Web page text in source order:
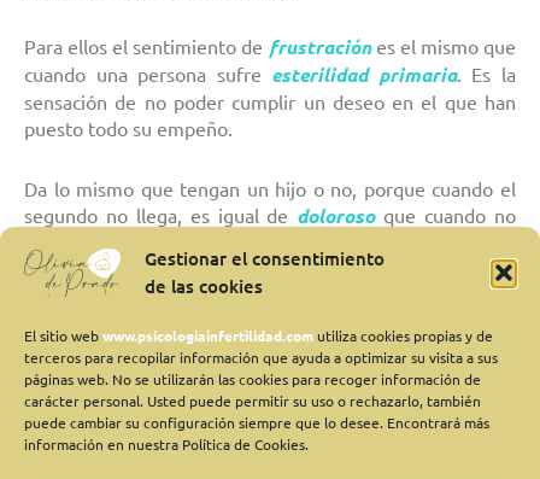
Gestionar el consentimiento
de las cookies
El sitio webwww.psicologiainfertilidad.com utiliza cookies propias y de
terceros para recopilar información que ayuda a optimizar su visita a sus
páginas web. No se utilizarán las cookies para recoger información de
carácter personal. Usted puede permitir su uso o rechazarlo, también
puede cambiar su configuración siempre que lo desee. Encontrará más
información en nuestra Política de Cookies.
Para ellos el sentimiento de frustraciónes el mismo que
cuando una persona sufre esterilidad primaria. Es la
sensación de no poder cumplir un deseo en el que han
puesto todo su empeño.
Da lo mismo que tengan un hijo o no, porque cuando el
segundo no llega, es igual de dolorosoque cuando no
llega el primero.
Desde la consulta de psicología tratamos de hacer ver a la
pareja que, la angustia que sienten es absolutamente
lógicay se les anima a que traten de evitar que esta
sensaciónafecte al niño que ya está en casa, y que
intentendisfrutar de cada momento que pasen con él,
porque el tiempo que se emplea en pensar en si llegará o